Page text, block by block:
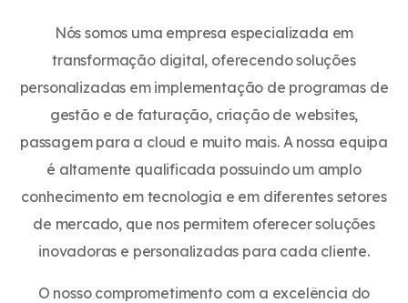
Nós somos uma empresa especializada em
transformação digital, oferecendo soluções
personalizadas em implementação de programas de
gestão e de faturação, criação de websites,
passagem para a cloud e muito mais. A nossa equipa
é altamente qualificada possuindo um amplo
conhecimento em tecnologia e em diferentes setores
de mercado, que nos permitem oferecer soluções
inovadoras e personalizadas para cada cliente.
O nosso comprometimento com a excelência do